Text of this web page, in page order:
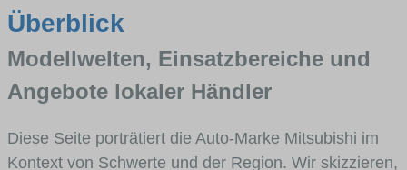
Überblick
Modellwelten, Einsatzbereiche und
Angebote lokaler Händler
Diese Seite porträtiert die Auto-Marke Mitsubishi im
Kontext von Schwerte und der Region. Wir skizzieren,